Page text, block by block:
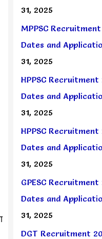
31, 2025
MPPSC
Dates and
31, 2025
HPPSC
Dates and
31, 2025
HPPSC
Dates and
31, 2025
GPESC
Dates and
31, 2025
DGT Recruitment